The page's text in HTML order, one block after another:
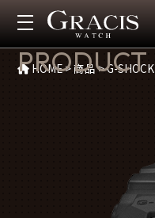
商品紹介
PRODUCT
HOME>商品>G-SHOCK